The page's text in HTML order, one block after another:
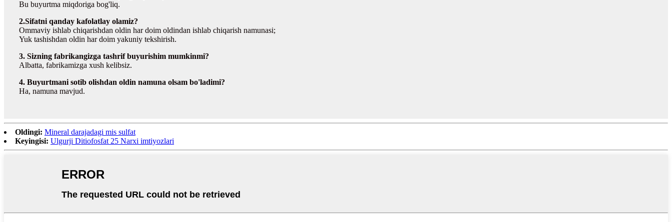
Bu buyurtma miqdoriga bog'liq.
2.Sifatni qanday kafolatlay olamiz?
Ommaviy ishlab chiqarishdan oldin har doim oldindan ishlab chiqarish namunasi;
Yuk tashishdan oldin har doim yakuniy tekshirish.
3. Sizning fabrikangizga tashrif buyurishim mumkinmi?
Albatta, fabrikamizga xush kelibsiz.
4. Buyurtmani sotib olishdan oldin namuna olsam bo'ladimi?
Ha, namuna mavjud.
Oldingi: Mineral darajadagi mis sulfat
Keyingisi: Ulgurji Ditiofosfat 25 Narxi imtiyozlari